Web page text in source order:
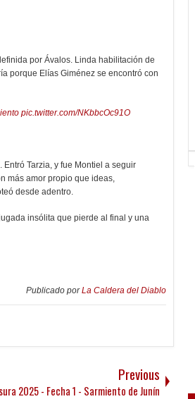
por Ávalos. Linda habilitación de
porque Elías Giménez se encontró con
pic.twitter.com/NKbbcOc91O
Tarzia, y fue Montiel a seguir
más amor propio que ideas,
desde adentro.
insólita que pierde al final y una
Publicado porLa Caldera del Diablo
Previous
2025 - Fecha 1 - Sarmiento de Junín